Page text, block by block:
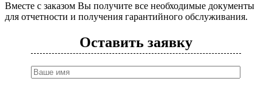
Вместе с заказом Вы получите все необходимые документы
для отчетности и получения гарантийного обслуживания.
Оставить заявку